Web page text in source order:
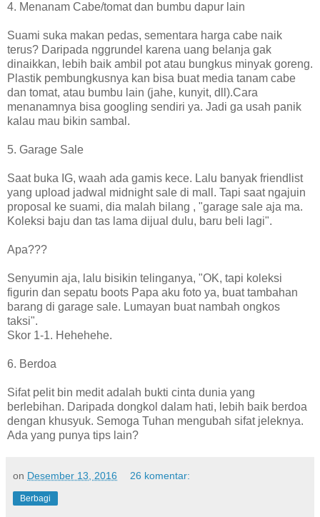
4. Menanam Cabe/tomat dan bumbu dapur lain
Suami suka makan pedas, sementara harga cabe naik
terus? Daripada nggrundel karena uang belanja gak
dinaikkan, lebih baik ambil pot atau bungkus minyak goreng.
Plastik pembungkusnya kan bisa buat media tanam cabe
dan tomat, atau bumbu lain (jahe, kunyit, dll).Cara
menanamnya bisa googling sendiri ya. Jadi ga usah panik
kalau mau bikin sambal.
5. Garage Sale
Saat buka IG, waah ada gamis kece. Lalu banyak friendlist
yang upload jadwal midnight sale di mall. Tapi saat ngajuin
proposal ke suami, dia malah bilang , "garage sale aja ma.
Koleksi baju dan tas lama dijual dulu, baru beli lagi".
Apa???
Senyumin aja, lalu bisikin telinganya, "OK, tapi koleksi
figurin dan sepatu boots Papa aku foto ya, buat tambahan
barang di garage sale. Lumayan buat nambah ongkos
taksi".
Skor 1-1. Hehehehe.
6. Berdoa
Sifat pelit bin medit adalah bukti cinta dunia yang
berlebihan. Daripada dongkol dalam hati, lebih baik berdoa
dengan khusyuk. Semoga Tuhan mengubah sifat jeleknya.
Ada yang punya tips lain?
on Desember 13, 2016 26 komentar:
Berbagi